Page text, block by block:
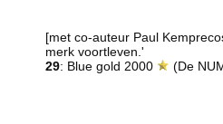
[met co-auteur Paul
merk voortleven.'
29: Blue gold 2000 (De